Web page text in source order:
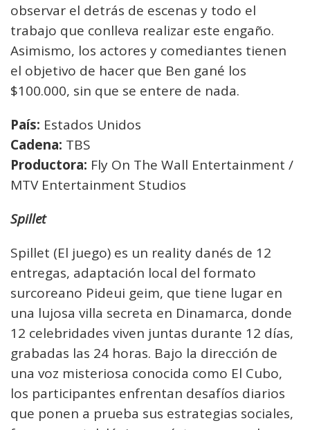
observar el detrás de escenas y todo el
trabajo que conlleva realizar este engaño.
Asimismo, los actores y comediantes tienen
el objetivo de hacer que Ben gané los
$100.000, sin que se entere de nada.
País: Estados Unidos
Cadena: TBS
Productora: Fly On The Wall Entertainment /
MTV Entertainment Studios
Spillet
Spillet (El juego) es un reality danés de 12
entregas, adaptación local del formato
surcoreano Pideui geim, que tiene lugar en
una lujosa villa secreta en Dinamarca, donde
12 celebridades viven juntas durante 12 días,
grabadas las 24 horas. Bajo la dirección de
una voz misteriosa conocida como El Cubo,
los participantes enfrentan desafíos diarios
que ponen a prueba sus estrategias sociales,